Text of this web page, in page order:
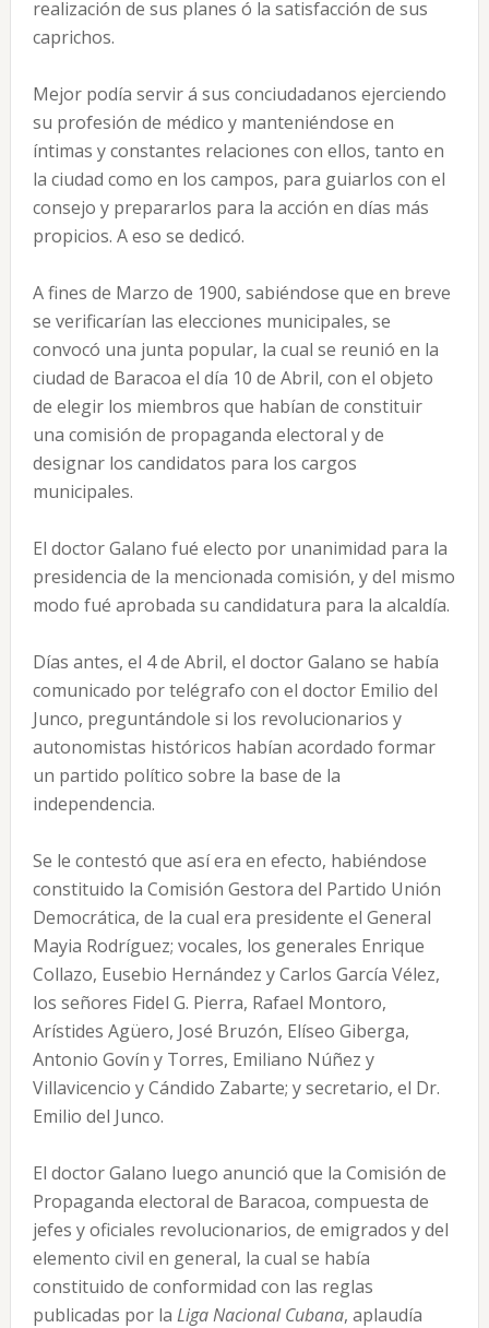
realización de sus planes ó la satisfacción de sus
caprichos.
Mejor podía servir á sus conciudadanos ejerciendo
su profesión de médico y manteniéndose en
íntimas y constantes relaciones con ellos, tanto en
la ciudad como en los campos, para guiarlos con el
consejo y prepararlos para la acción en días más
propicios. A eso se dedicó.
A fines de Marzo de 1900, sabiéndose que en breve
se verificarían las elecciones municipales, se
convocó una junta popular, la cual se reunió en la
ciudad de Baracoa el día 10 de Abril, con el objeto
de elegir los miembros que habían de constituir
una comisión de propaganda electoral y de
designar los candidatos para los cargos
municipales.
El doctor Galano fué electo por unanimidad para la
presidencia de la mencionada comisión, y del mismo
modo fué aprobada su candidatura para la alcaldía.
Días antes, el 4 de Abril, el doctor Galano se había
comunicado por telégrafo con el doctor Emilio del
Junco, preguntándole si los revolucionarios y
autonomistas históricos habían acordado formar
un partido político sobre la base de la
independencia.
Se le contestó que así era en efecto, habiéndose
constituido la Comisión Gestora del Partido Unión
Democrática, de la cual era presidente el General
Mayia Rodríguez; vocales, los generales Enrique
Collazo, Eusebio Hernández y Carlos García Vélez,
los señores Fidel G. Pierra, Rafael Montoro,
Arístides Agüero, José Bruzón, Elíseo Giberga,
Antonio Govín y Torres, Emiliano Núñez y
Villavicencio y Cándido Zabarte; y secretario, el Dr.
Emilio del Junco.
El doctor Galano luego anunció que la Comisión de
Propaganda electoral de Baracoa, compuesta de
jefes y oficiales revolucionarios, de emigrados y del
elemento civil en general, la cual se había
constituido de conformidad con las reglas
publicadas por la Liga Nacional Cubana, aplaudía